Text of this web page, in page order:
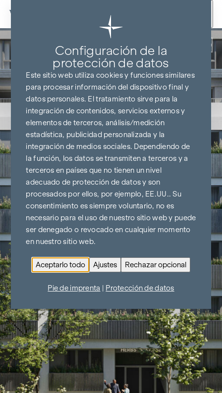
Ir al contenido
Volver
Configuración de la
protección de datos
Este sitio web utiliza cookies y funciones similares
para procesar información del dispositivo final y
datos personales. El tratamiento sirve para la
integración de contenidos, servicios externos y
elementos de terceros, análisis/medición
estadística, publicidad personalizada y la
integración de medios sociales. Dependiendo de
la función, los datos se transmiten a terceros y a
terceros en países que no tienen un nivel
adecuado de protección de datos y son
procesados por ellos, por ejemplo, EE.UU.. Su
consentimiento es siempre voluntario, no es
necesario para el uso de nuestro sitio web y puede
ser denegado o revocado en cualquier momento
en nuestro sitio web.
Aceptarlo todo Ajustes Rechazar opcional
Pie de imprenta Protección de datos